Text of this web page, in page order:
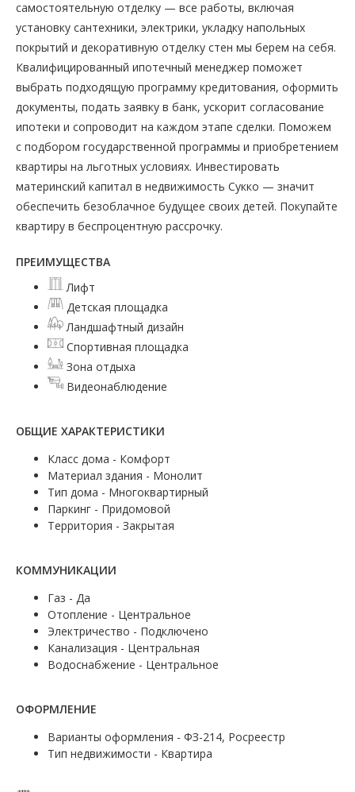
самостоятельную отделку — все работы, включая
установку сантехники, электрики, укладку напольных
покрытий и декоративную отделку стен мы берем на себя.
Квалифицированный ипотечный менеджер поможет
выбрать подходящую программу кредитования, оформить
документы, подать заявку в банк, ускорит согласование
ипотеки и сопроводит на каждом этапе сделки. Поможем
с подбором государственной программы и приобретением
квартиры на льготных условиях. Инвестировать
материнский капитал в недвижимость Сукко — значит
обеспечить безоблачное будущее своих детей. Покупайте
квартиру в беспроцентную рассрочку.
ПРЕИМУЩЕСТВА
Лифт
Детская площадка
Ландшафтный дизайн
Спортивная площадка
Зона отдыха
Видеонаблюдение
ОБЩИЕ ХАРАКТЕРИСТИКИ
Класс дома - Комфорт
Материал здания - Монолит
Тип дома - Многоквартирный
Паркинг - Придомовой
Территория - Закрытая
КОММУНИКАЦИИ
Газ - Да
Отопление - Центральное
Электричество - Подключено
Канализация - Центральная
Водоснабжение - Центральное
ОФОРМЛЕНИЕ
Варианты оформления - ФЗ-214, Росреестр
Тип недвижимости - Квартира